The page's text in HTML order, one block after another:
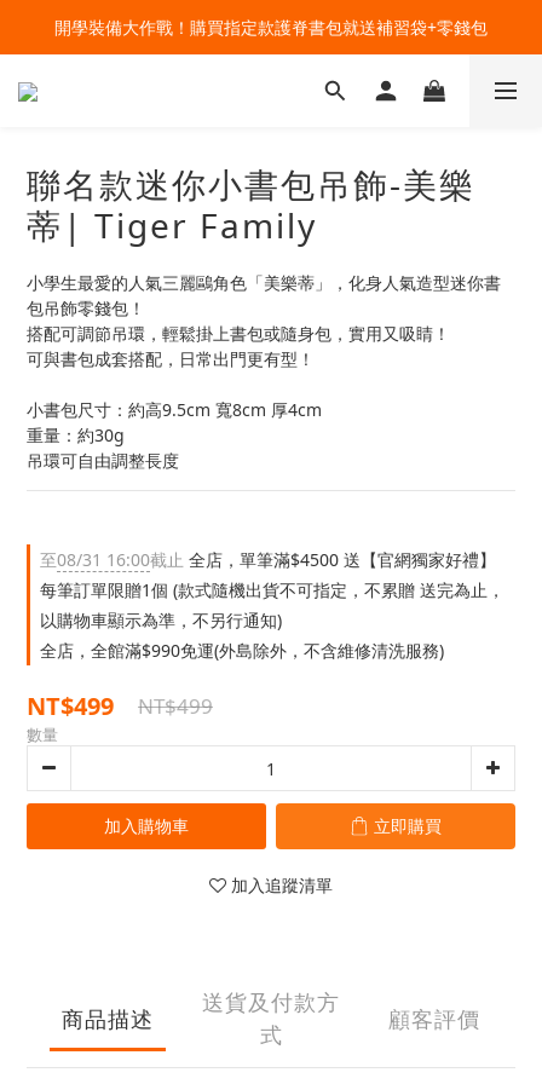
🔥今夏最夯 Pokémon 寶可夢書包現貨熱賣中！開心迎接新學期！
開學裝備大作戰！購買指定款護脊書包就送補習袋+零錢包
🔥今夏最夯 Pokémon 寶可夢書包現貨熱賣中！開心迎接新學期！
聯名款迷你小書包吊飾-美樂
蒂| Tiger Family
小學生最愛的人氣三麗鷗角色「美樂蒂」，化身人氣造型迷你書
包吊飾零錢包！
搭配可調節吊環，輕鬆掛上書包或隨身包，實用又吸睛！
可與書包成套搭配，日常出門更有型！
小書包尺寸：約高9.5cm 寬8cm 厚4cm
重量：約30g
吊環可自由調整長度
至08/31 16:00截止 全店，單筆滿$4500 送【官網獨家好禮】
每筆訂單限贈1個 (款式隨機出貨不可指定，不累贈 送完為止，
以購物車顯示為準，不另行通知)
全店，全館滿$990免運(外島除外，不含維修清洗服務)
NT$499 NT$499
數量
加入購物車 立即購買
加入追蹤清單
商品描述
送貨及付款方
式
顧客評價